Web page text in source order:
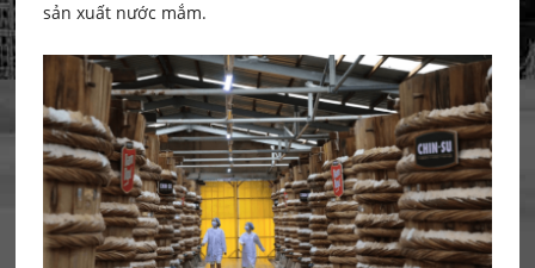
sản xuất nước mắm.